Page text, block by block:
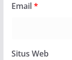
Email*
Situs Web